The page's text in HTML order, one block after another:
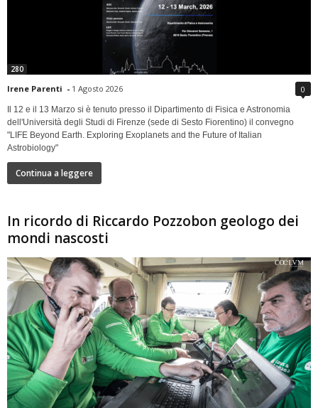
280
Irene Parenti - 1 Agosto 2026 0
Il 12 e il 13 Marzo si è tenuto presso il Dipartimento di Fisica e Astronomia
dell'Università degli Studi di Firenze (sede di Sesto Fiorentino) il convegno
"LIFE Beyond Earth. Exploring Exoplanets and the Future of Italian
Astrobiology"
Continua a leggere
In ricordo di Riccardo Pozzobon geologo dei
mondi nascosti